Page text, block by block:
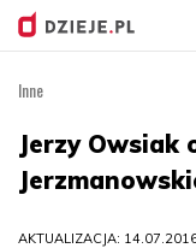
Inne
Jerzy Owsiak
AKTUALIZACJA: